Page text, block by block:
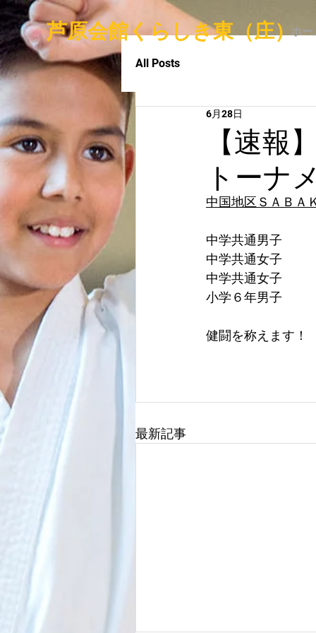
​ 芦原会館くらしき東（庄）ホー
All Posts
【速報
トーナ
6月28日
中国地区ＳＡＢＡ
中学共通男子　　
中学共通女子　　
中学共通女子　　
小学６年男子　　
健闘を称えます！
最新記事